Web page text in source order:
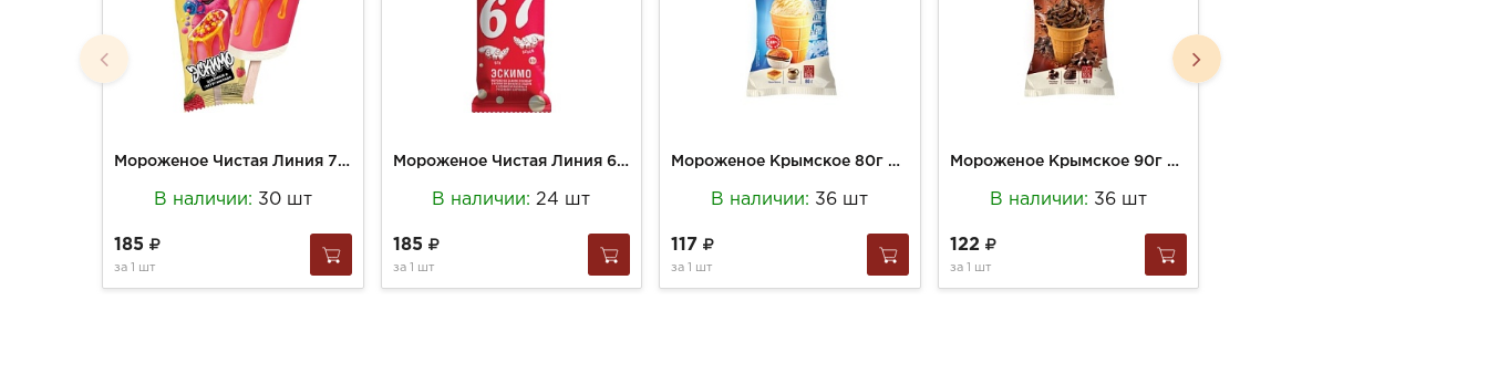
Мороженое Чистая Линия 75г Эскимо Шарики в Мармеладе и ароматом малины (30)
В наличии: 30 шт
185
за 1 шт
Мороженое Чистая Линия 67г Эскимо с ароматом ванили и малины и рисовыми шариками 12% (25)
В наличии:24 шт
185
за 1 шт
Мороженое Крымское 80г Крем-брюле Крымский заварной пломбир 15% (30)
В наличии: 36 шт
117
за 1 шт
Мороженое Крымское 90г Много Шоко с печеньем и шариками стакан (30)
В наличии: 36 шт
122
за 1 шт